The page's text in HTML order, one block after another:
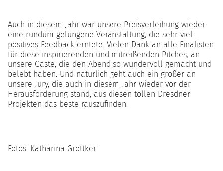
Auch in diesem Jahr war unsere Preisverleihung wieder
eine rundum gelungene Veranstaltung, die sehr viel
positives Feedback erntete. Vielen Dank an alle Finalisten
für diese inspirierenden und mitreißenden Pitches, an
unsere Gäste, die den Abend so wundervoll gemacht und
belebt haben. Und natürlich geht auch ein großer an
unsere Jury, die auch in diesem Jahr wieder vor der
Herausforderung stand, aus diesen tollen Dresdner
Projekten das beste rauszufinden.
Fotos: Katharina Grottker